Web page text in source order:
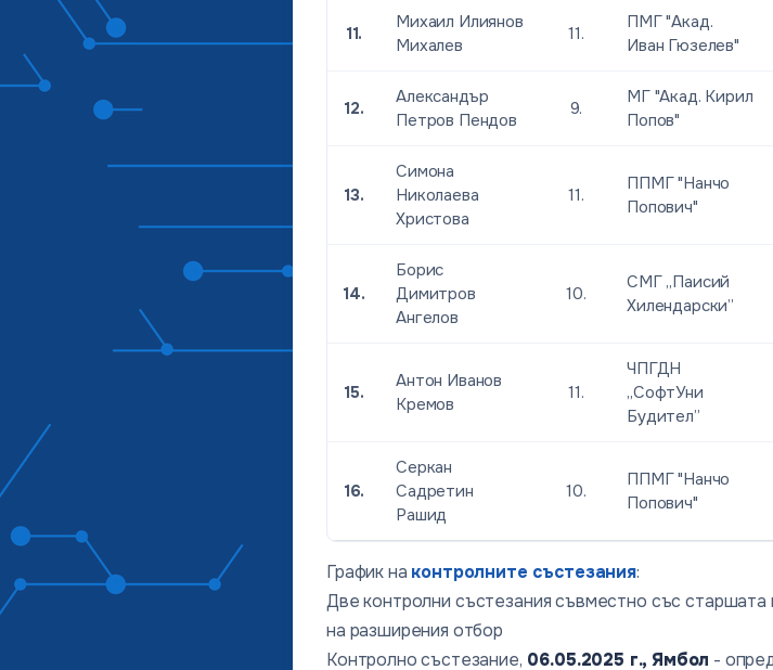
11.
Михаил Илиянов
Михалев
11.
ПМГ "Акад.
Иван Гюзелев"
12.
Александър
Петров Пендов
9.
МГ "Акад. Кирил
Попов"
13.
Симона
Николаева
Христова
11.
ППМГ "Нанчо
Попович"
14.
Борис
Димитров
Ангелов
10.
СМГ „Паисий
Хилендарски”
15.
Антон Иванов
Кремов
11.
ЧПГДН
„СофтУни
Будител”
16.
Серкан
Садретин
Рашид
10.
ППМГ "Нанчо
Попович"
График на контролните състезания:
Две контролни състезания съвместно със старшата
на разширения отбор
Контролно състезание, 06.05.2025 г., Ямбол -